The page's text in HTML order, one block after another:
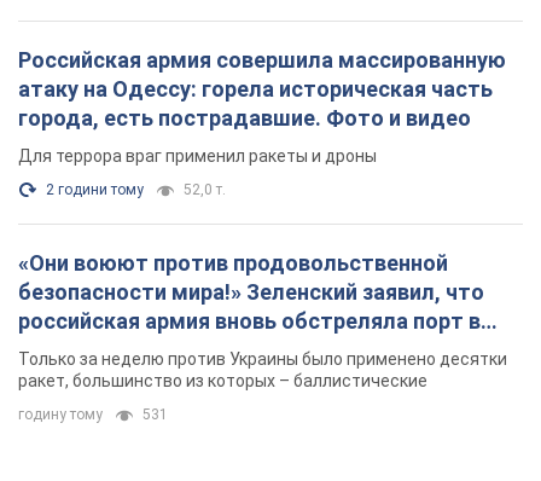
Российская армия совершила массированную
атаку на Одессу: горела историческая часть
города, есть пострадавшие. Фото и видео
Для террора враг применил ракеты и дроны
2 години тому 52,0 т.
«Они воюют против продовольственной
безопасности мира!» Зеленский заявил, что
российская армия вновь обстреляла порт в
Одессе
Только за неделю против Украины было применено десятки
ракет, большинство из которых – баллистические
годину тому 531